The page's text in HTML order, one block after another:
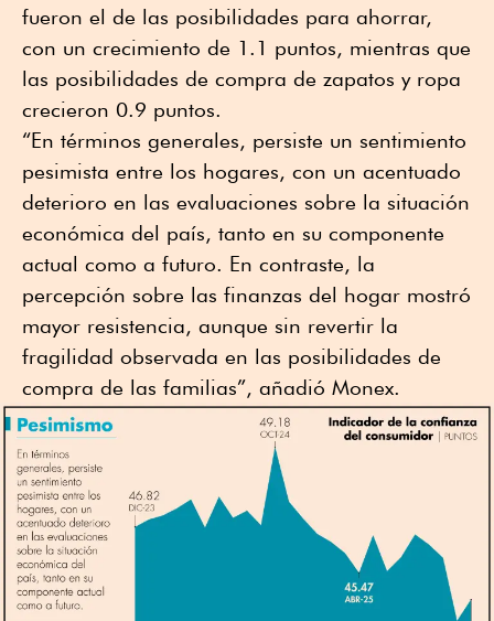
fueron el de las posibilidades para ahorrar,
con un crecimiento de 1.1 puntos, mientras que
las posibilidades de compra de zapatos y ropa
crecieron 0.9 puntos.
“En términos generales, persiste un sentimiento
pesimista entre los hogares, con un acentuado
deterioro en las evaluaciones sobre la situación
económica del país, tanto en su componente
actual como a futuro. En contraste, la
percepción sobre las finanzas del hogar mostró
mayor resistencia, aunque sin revertir la
fragilidad observada en las posibilidades de
compra de las familias”, añadió Monex.